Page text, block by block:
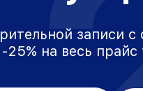
записи с
25% на весь